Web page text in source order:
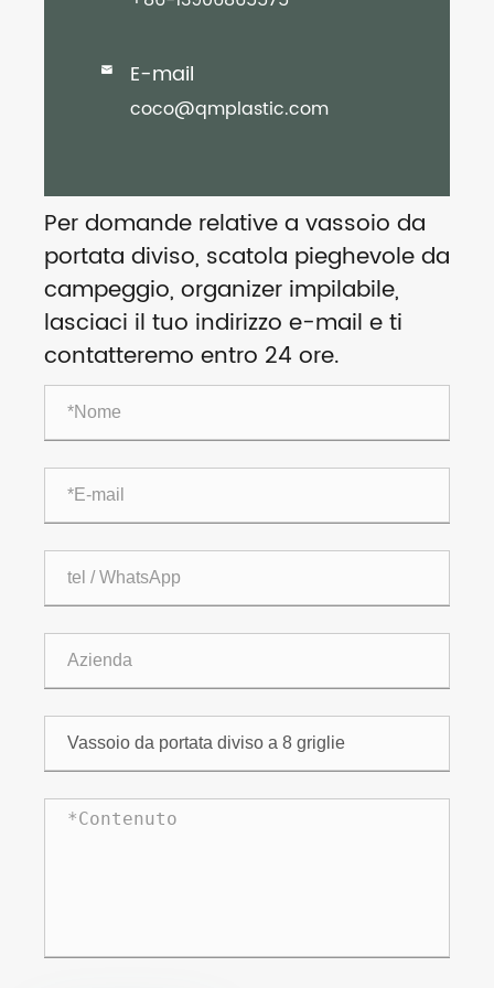
 E-mail
coco@qmplastic.com
Per domande relative a vassoio da
portata diviso, scatola pieghevole da
campeggio, organizer impilabile,
lasciaci il tuo indirizzo e-mail e ti
contatteremo entro 24 ore.